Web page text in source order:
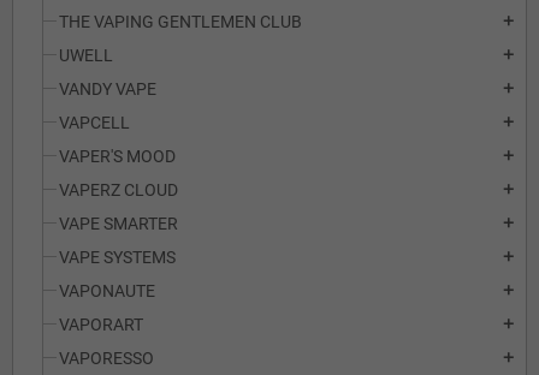
THE VAPING GENTLEMEN CLUB add
UWELL add
VANDY VAPE add
VAPCELL add
VAPER'S MOOD add
VAPERZ CLOUD add
VAPE SMARTER add
VAPE SYSTEMS add
VAPONAUTE add
VAPORART add
VAPORESSO add